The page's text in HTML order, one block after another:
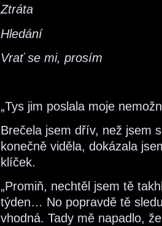
Ztráta
Hledání
Vrať se mi, prosím
„Tys jim poslala moje
Brečela jsem dřív, než jsem
konečně viděla, dokázala
klíček.
„Promiň, nechtěl jsem tě
týden… No popravdě tě
vhodná. Tady mě napadlo,